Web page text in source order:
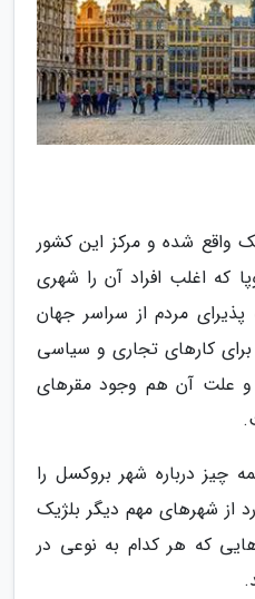
واقع شده و مرکز این کشور
که اغلب افراد آن را شهری
پذیرای مردم از سراسر جهان
برای کارهای تجاری و سیاسی
و علت آن هم وجود مقرهای
چیز درباره شهر بروکسل را
از شهرهای مهم دیگر بلژیک
که هر کدام به نوعی در